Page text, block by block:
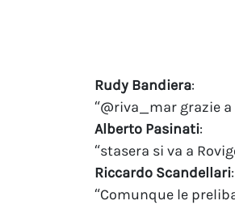
Rudy Bandiera:
“@riva_mar grazie
Alberto Pasinati:
“stasera si va a
Riccardo Scandellari:
“Comunque le